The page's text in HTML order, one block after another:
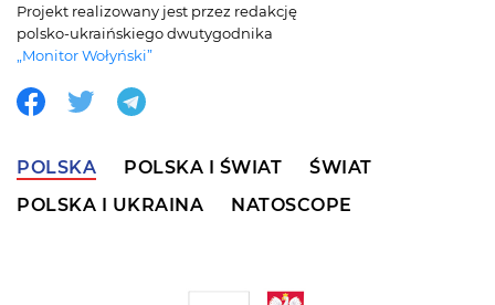
Projekt realizowany jest przez redakcję
polsko-ukraińskiego dwutygodnika
„Monitor Wołyński”
POLSKA POLSKA I ŚWIAT
ŚWIAT
POLSKA I UKRAINA
NATOSCOPE